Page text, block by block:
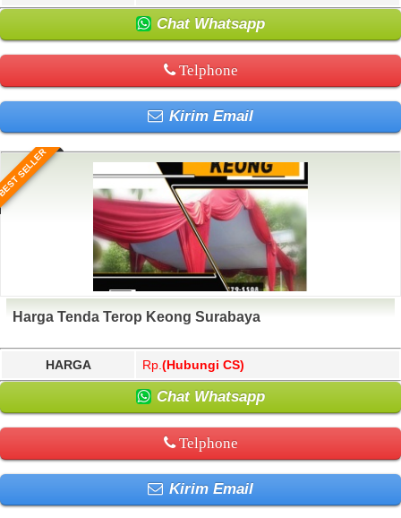
Chat Whatsapp
Telphone
Kirim Email
SELLER
Harga Tenda Terop Keong Surabaya
HARGA Rp. (Hubungi CS)
Chat Whatsapp
Telphone
Kirim Email